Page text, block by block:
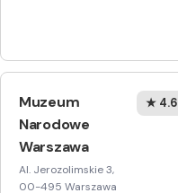
Muzeum
Narodowe
Warszawa
Al. Jerozolimskie 3,
00-495 Warszawa
★ 4.6